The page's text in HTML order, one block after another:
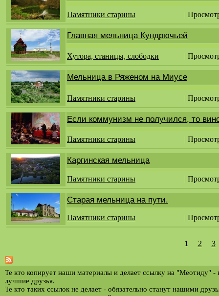
Памятники старины |
Главная мельница Кундрючьей
Хутора, станицы, слободки |
Мельница в Ряженом на Миусе
Памятники старины |
Если коммунизм не получился, то
Памятники старины |
Каргинская мельница
Памятники старины |
Старая мельница на пути.
Памятники старины |
т
р
а
1 2 3
Те кто копирует наши материалы и делает ссылку на "Меотиду" -
лучшие друзья.
Те кто таких ссылок не делает - обязательно станут нашими